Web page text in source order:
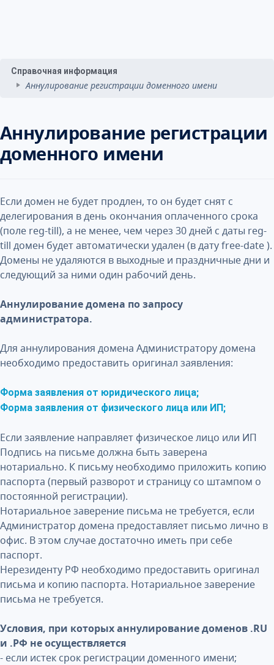
Справочная информация
Аннулирование регистрации доменного имени
Аннулирование регистрации
доменного имени
Если домен не будет продлен, то он будет снят с
делегирования в день окончания оплаченного срока
(поле reg-till), а не менее, чем через 30 дней с даты reg-
till домен будет автоматически удален (в дату free-date ).
Домены не удаляются в выходные и праздничные дни и
следующий за ними один рабочий день.
Аннулирование домена по запросу
администратора.
Для аннулирования домена Администратору домена
необходимо предоставить оригинал заявления:
Форма заявления от юридического лица;
Форма заявления от физического лица или ИП;
Если заявление направляет физическое лицо или ИП
Подпись на письме должна быть заверена
нотариально. К письму необходимо приложить копию
паспорта (первый разворот и страницу со штампом о
постоянной регистрации).
Нотариальное заверение письма не требуется, если
Администратор домена предоставляет письмо лично в
офис. В этом случае достаточно иметь при себе
паспорт.
Нерезиденту РФ необходимо предоставить оригинал
письма и копию паспорта. Нотариальное заверение
письма не требуется.
Условия, при которых аннулирование доменов .RU
и .РФ не осуществляется
- если истек срок регистрации доменного имени;